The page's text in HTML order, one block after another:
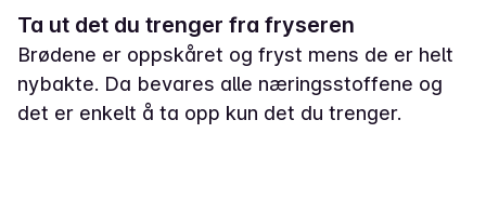
Ta ut det du trenger fra fryseren
Brødene er oppskåret og fryst mens de er helt
nybakte. Da bevares alle næringsstoffene og
det er enkelt å ta opp kun det du trenger.